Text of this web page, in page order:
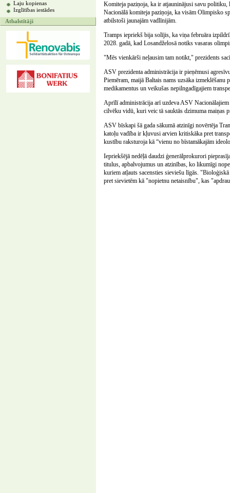
Laju kopienas
Izglītības iestādes
Atbalstītāji
Komiteja paziņoja, ka ir atjauninājusi savu
Nacionālā komiteja paziņoja, ka visām Olimpisko
atbilstoši jaunajām vadlīnijām.
Tramps iepriekš bija solījis, ka viņa februāra
2028. gadā, kad Losandželosā notiks vasaras
"Mēs vienkārši neļausim tam notikt," prezidents
ASV prezidenta administrācija ir pieņēmusi
Piemēram, maijā Baltais nams uzsāka
medikamentus un veikušas nepilngadīgajiem
Aprīlī administrācija arī uzdeva ASV
cilvēku vidū, kuri veic tā sauktās dzimuma maiņas
ASV bīskapi šā gada sākumā atzinīgi novērtēja
katoļu vadība ir kļuvusi arvien kritiskāka pret
kustību raksturoja kā “vienu no bīstamākajām
Iepriekšējā nedēļā daudzi ģenerālprokurori
titulus, apbalvojumus un atzinības, ko likumīgi
kuriem atļauts sacensties sieviešu līgās.
pret sievietēm kā "nopietnu netaisnību", kas